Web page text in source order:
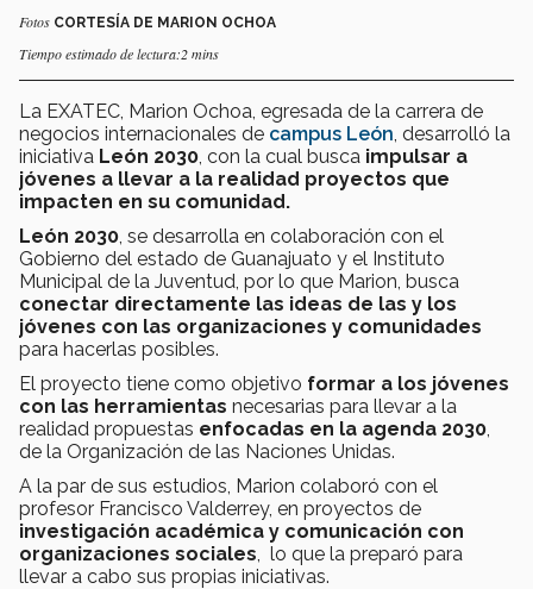
Fotos CORTESÍA DE MARION OCHOA
Tiempo estimado de lectura:2 mins
La EXATEC, Marion Ochoa, egresada de la carrera de
negocios internacionales de campus León , desarrolló la
iniciativa León 2030 , con la cual busca impulsar a
jóvenes a llevar a la realidad proyectos que
impacten en su comunidad.
León 2030 , se desarrolla en colaboración con el
Gobierno del estado de Guanajuato y el Instituto
Municipal de la Juventud, por lo que Marion, busca
conectar directamente las ideas de las y los
jóvenes con las organizaciones y comunidades
para hacerlas posibles.
El proyecto tiene como objetivo formar a los jóvenes
con las herramientas necesarias para llevar a la
realidad propuestas enfocadas en la agenda 2030
de la Organización de las Naciones Unidas.
A la par de sus estudios, Marion colaboró con el
profesor Francisco Valderrey, en proyectos de
investigación académica y comunicación con
organizaciones sociales , lo que la preparó para
llevar a cabo sus propias iniciativas.